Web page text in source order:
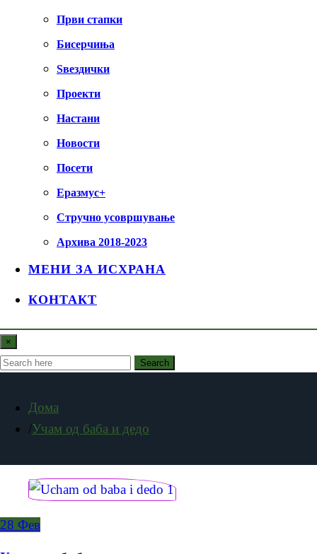
Први стапки
Бисерчиња
Ѕвездички
Проекти
Настани
Новости
Посети
Еразмус+
Стручно усовршување
Архива 2018-2023
МЕНИ ЗА ИСХРАНА
КОНТАКТ
×
Search
Дома
Учам од баба и дедо
28 Фев